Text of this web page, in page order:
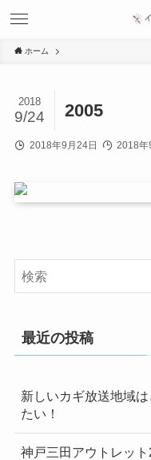
ホーム
2005
2018
9/24
2018年9月24日 2018年
最近の投稿
新しいカギ放送地域
たい！
神戸三田アウトレッ